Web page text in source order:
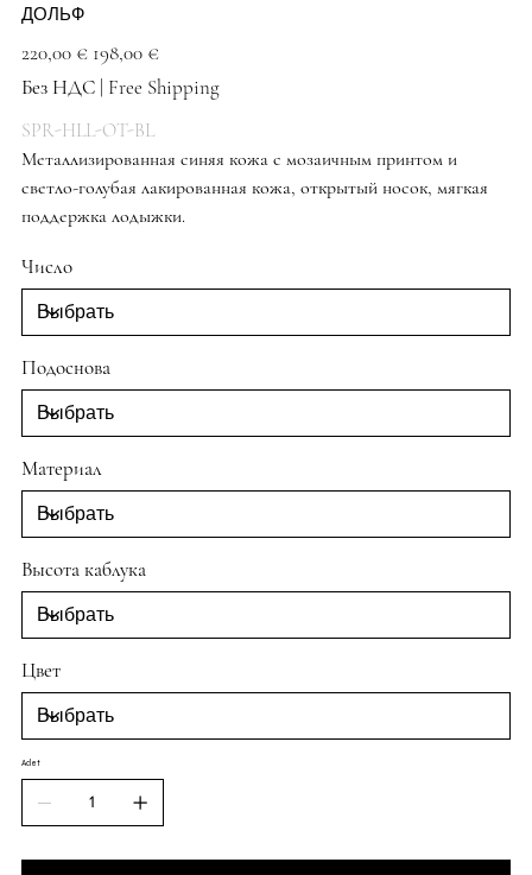
ДОЛЬФ
Первоначальная
цена
220,00 € Спеццена
198,00 €
Без НДС | Free Shipping
SPR-HLL-OT-BL
Металлизированная синяя кожа с мозаичным принтом и
светло-голубая лакированная кожа, открытый носок, мягкая
поддержка лодыжки.
Число
Подоснова
Материал
Высота каблука
Цвет
Adet